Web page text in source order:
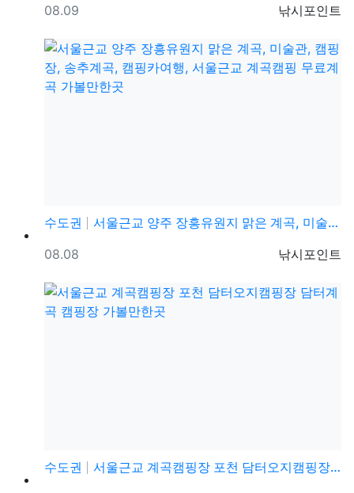
등록자
낚시포인트
등록일
08.09
수도권
서울근교 양주 장흥유원지 맑은 계곡, 미술관, 캠핑장,…
등록자
낚시포인트
등록일
08.08
수도권
서울근교 계곡캠핑장 포천 담터오지캠핑장 담터계곡 캠핑장…